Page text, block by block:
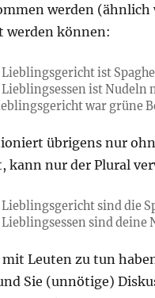
werden
werden können:
ist
ist Nudeln
war grüne
übrigens nur
nur der Plural
sind die
sind deine
mit Leuten zu tun
Sie (unnötige)